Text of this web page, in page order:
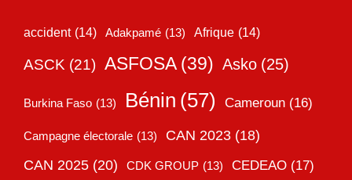
accident (14) Adakpamé (13) Afrique (14)
ASCK (21) ASFOSA (39) Asko (25)
Burkina Faso (13) Bénin (57) Cameroun (16)
Campagne électorale (13) CAN 2023 (18)
CAN 2025 (20) CDK GROUP (13) CEDEAO (17)